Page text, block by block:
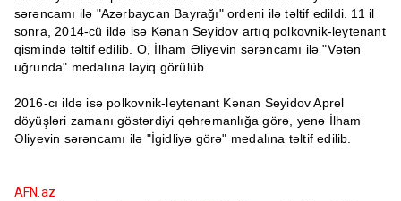
sərəncamı ilə "Azərbaycan Bayrağı" ordeni ilə təltif edildi. 11 il
sonra, 2014-cü ildə isə Kənan Seyidov artıq polkovnik-leytenant
qismində təltif edilib. O, İlham Əliyevin sərəncamı ilə "Vətən
uğrunda" medalına layiq görülüb.
2016-cı ildə isə polkovnik-leytenant Kənan Seyidov Aprel
döyüşləri zamanı göstərdiyi qəhrəmanlığa görə, yenə İlham
Əliyevin sərəncamı ilə "İgidliyə görə" medalına təltif edilib.
AFN.az